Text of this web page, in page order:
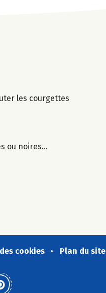
les courgettes
ou noires…
cookies Plan du site